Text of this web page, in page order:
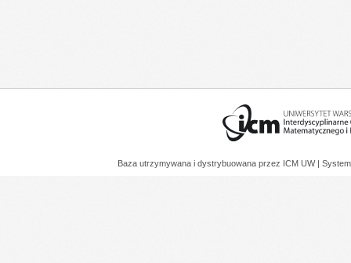
Baza utrzymywana i dystrybuowana przez ICM UW |